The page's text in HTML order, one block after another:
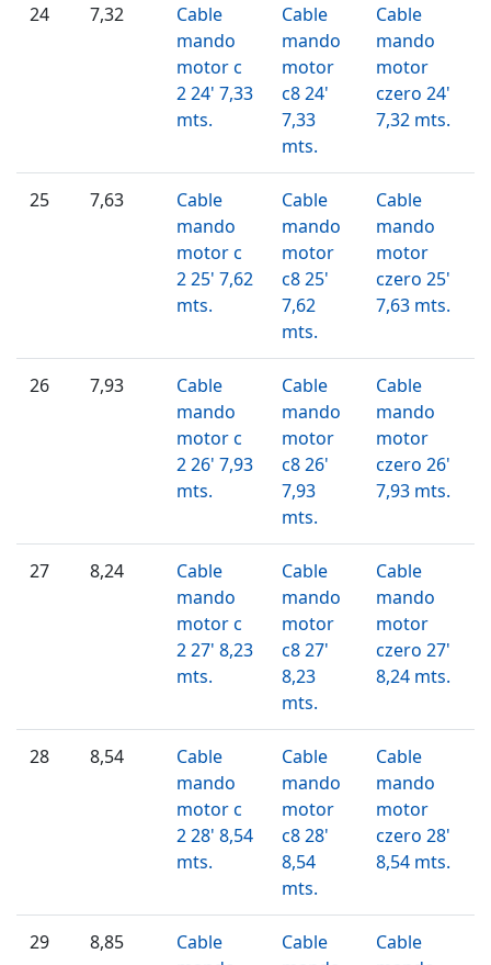
24 7,32
Cable
mando
motor c
2 24' 7,33
mts.
Cable
mando
motor
c8 24'
7,33
mts.
Cable
mando
motor
czero 24'
7,32 mts.
25 7,63
Cable
mando
motor c
2 25' 7,62
mts.
Cable
mando
motor
c8 25'
7,62
mts.
Cable
mando
motor
czero 25'
7,63 mts.
26 7,93
Cable
mando
motor c
2 26' 7,93
mts.
Cable
mando
motor
c8 26'
7,93
mts.
Cable
mando
motor
czero 26'
7,93 mts.
27 8,24
Cable
mando
motor c
2 27' 8,23
mts.
Cable
mando
motor
c8 27'
8,23
mts.
Cable
mando
motor
czero 27'
8,24 mts.
28 8,54
Cable
mando
motor c
2 28' 8,54
mts.
Cable
mando
motor
c8 28'
8,54
mts.
Cable
mando
motor
czero 28'
8,54 mts.
29 8,85
Cable
Cable
Cable